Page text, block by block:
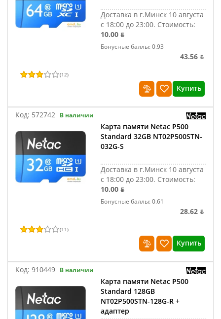
Доставка в г.Минск 10 августа
с 18:00 до 23:00. Стоимость:
10.00 ƃ
Бонусные баллы: 0.93
43.56 ƃ
(12)
Купить
Код: 572742 В наличии
Карта памяти Netac P500
Standard 32GB NT02P500STN-
032G-S
Доставка в г.Минск 10 августа
с 18:00 до 23:00. Стоимость:
10.00 ƃ
Бонусные баллы: 0.61
28.62 ƃ
(11)
Купить
Код: 910449 В наличии
Карта памяти Netac P500
Standard 128GB
NT02P500STN-128G-R +
адаптер